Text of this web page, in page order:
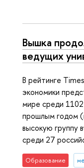
Вышка
ведущих
В рейтинге
экономики
мире среди
прошлым годом
высокую группу
среди 27
Образование